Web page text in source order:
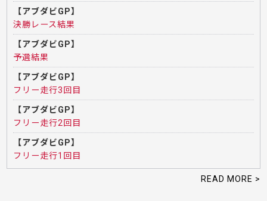
【アブダビGP】
決勝レース結果
【アブダビGP】
予選結果
【アブダビGP】
フリー走行3回目
【アブダビGP】
フリー走行2回目
【アブダビGP】
フリー走行1回目
READ MORE >